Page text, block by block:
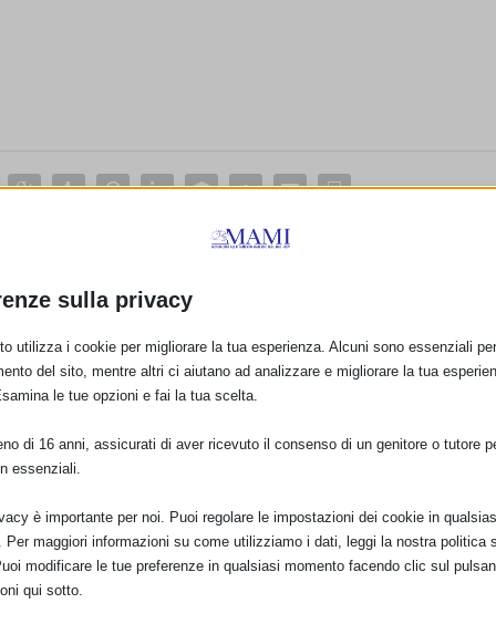
Protezione, promozione e sostegno
sulla privacy
utilizza i cookie per migliorare la tua esperienza. Alcuni sono essenziali
del sito, mentre altri ci aiutano ad analizzare e migliorare la tua
le tue opzioni e fai la tua scelta.
di 16 anni, assicurati di aver ricevuto il consenso di un genitore o tutore
essenziali.
è importante per noi. Puoi regolare le impostazioni dei cookie in
Per maggiori informazioni su come utilizziamo i dati, leggi la nostra politica
modificare le tue preferenze in qualsiasi momento facendo clic sul
qui sotto.